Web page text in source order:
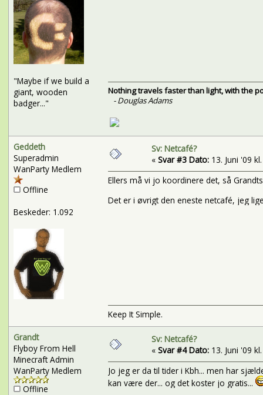
"Maybe if we build a
giant, wooden
badger..."
Nothing travels faster than light, with the
- Douglas Adams
Geddeth
Superadmin
WanParty Medlem
Offline
Beskeder: 1.092
Sv: Netcafé?
« Svar #3 Dato:13. Juni '09
Ellers må vi jo koordinere det, så
Det er i øvrigt den eneste netcafé, jeg
Keep It Simple.
Grandt
Flyboy From Hell
Minecraft Admin
WanParty Medlem
Offline
Sv: Netcafé?
« Svar #4 Dato:13. Juni '09
Jo jeg er da til tider i Kbh... men har
kan være der... og det koster jo gratis...